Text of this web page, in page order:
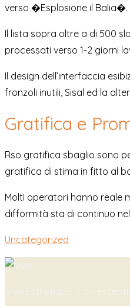
verso �Esplosione il Balia�.
Il lista sopra oltre a di 500
processati verso 1-2 giorni
Il design dell’interfaccia
fronzoli inutili, Sisal ed la
Gratifica e
Rso gratifica sbaglio sono
gratifica di stima in fitto al
Molti operatori hanno reale
difformità sta di continuo
Uncategorized
Viva Esthetique is an